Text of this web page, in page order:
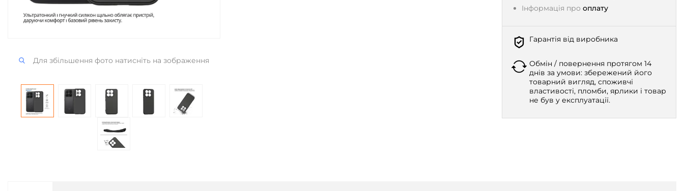
Для збільшення фото натисніть на зображення
Інформація про оплату
Гарантія від виробника
Обмін / повернення протягом 14
днів за умови: збережений його
товарний вигляд, споживчі
властивості, пломби, ярлики і товар
не був у експлуатації.